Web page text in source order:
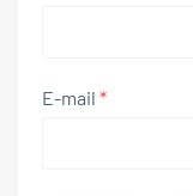
E-mail *